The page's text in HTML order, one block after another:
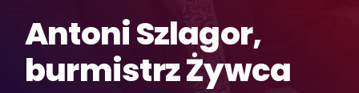
Antoni Szlagor,
burmistrz Żywca